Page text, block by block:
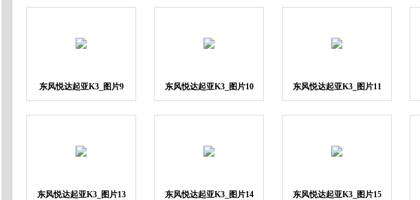
东风悦达起亚K3_图片9 东风悦达起亚K3_图片10 东风悦达起亚K3_图片11
东风悦达起亚K3_图片13 东风悦达起亚K3_图片14 东风悦达起亚K3_图片15